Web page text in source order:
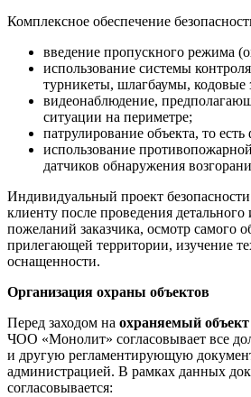
Комплексное обеспечение
введение пропускного режима
использование системы
турникеты, шлагбаумы, кодовые
видеонаблюдение,
ситуации на периметре;
патрулирование объекта, то
использование
датчиков обнаружения
Индивидуальный проект безопасности
клиенту после проведения детального
пожеланий заказчика, осмотр самого
прилегающей территории, изучение
оснащенности.
Организация охраны объектов
Перед заходом на охраняемый объект
ЧОО «Монолит» согласовывает все
и другую регламентирующую
администрацией. В рамках данных
согласовывается: